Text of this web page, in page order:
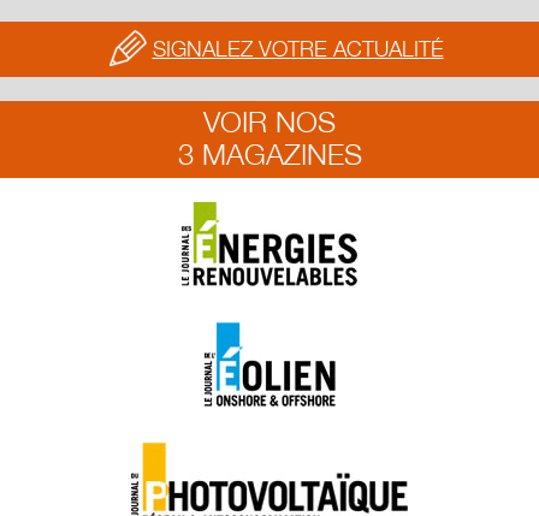
SIGNALEZ VOTRE ACTUALITÉ
VOIR NOS
3 MAGAZINES